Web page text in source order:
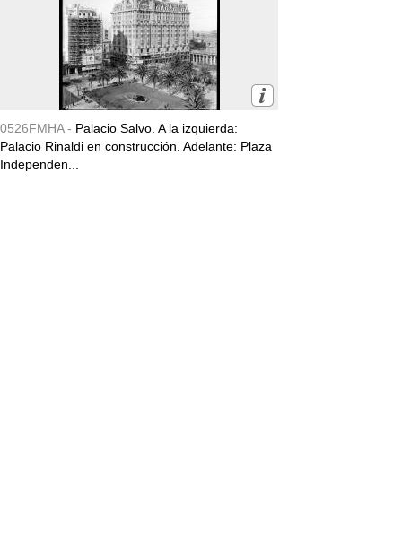
0526FMHA - Palacio Salvo. A la izquierda:
Palacio Rinaldi en construcción. Adelante: Plaza
Independen...